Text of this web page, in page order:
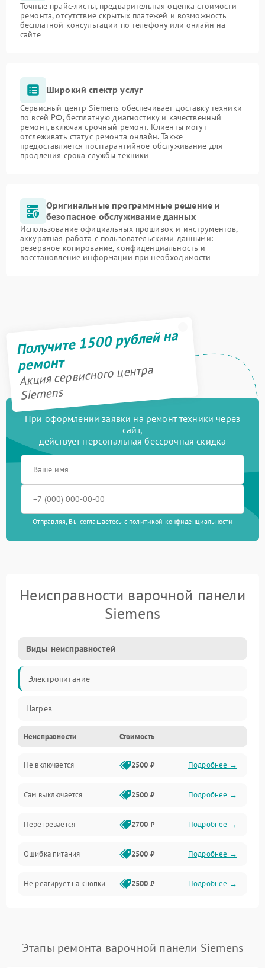
Точные прайс-листы, предварительная оценка стоимости
ремонта, отсутствие скрытых платежей и возможность
бесплатной консультации по телефону или онлайн на
сайте
Широкий спектр услуг
Сервисный центр Siemens обеспечивает доставку техники
по всей РФ, бесплатную диагностику и качественный
ремонт, включая срочный ремонт. Клиенты могут
отслеживать статус ремонта онлайн. Также
предоставляется постгарантийное обслуживание для
продления срока службы техники
Оригинальные программные решение и
безопасное обслуживание данных
Использование официальных прошивок и инструментов,
аккуратная работа с пользовательскими данными:
резервное копирование, конфиденциальность и
восстановление информации при необходимости
Получите 1500 рублей на
ремонт
Акция сервисного центра
Siemens
При оформлении заявки на ремонт техники через
сайт,
действует персональная бессрочная скидка
Отправляя, Вы соглашаетесь с политикой конфиденциальности
Неисправности варочной панели
Siemens
Виды неисправностей
Электропитание
Нагрев
Неисправности Стоимость
Не включается 2500 ₽ Подробнее →
Сам выключается 2500 ₽ Подробнее →
Перегревается 2700 ₽ Подробнее →
Ошибка питания 2500 ₽ Подробнее →
Не реагирует на кнопки 2500 ₽ Подробнее →
Этапы ремонта варочной панели Siemens